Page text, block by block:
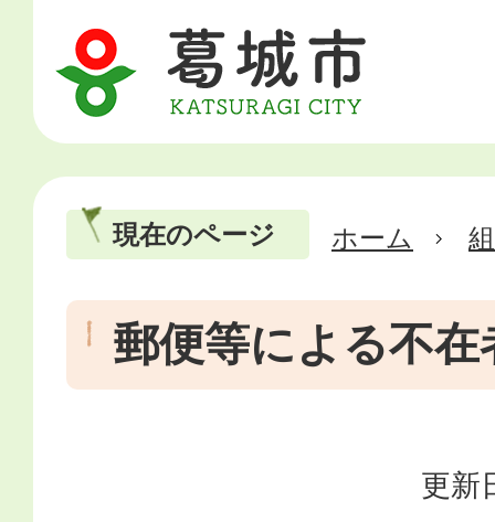
現在のページ ホーム
郵便等による不在
更新